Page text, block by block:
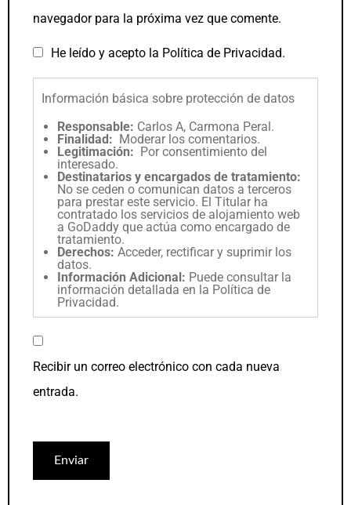
navegador para la próxima vez que comente.
He leído y acepto la Política de Privacidad.
Información básica sobre protección de datos
Responsable: Carlos A, Carmona Peral.
Finalidad: Moderar los comentarios.
Legitimación: Por consentimiento del
interesado.
Destinatarios y encargados de tratamiento:
No se ceden o comunican datos a terceros
para prestar este servicio. El Titular ha
contratado los servicios de alojamiento web
a GoDaddy que actúa como encargado de
tratamiento.
Derechos: Acceder, rectificar y suprimir los
datos.
Información Adicional: Puede consultar la
información detallada en la Política de
Privacidad.
Recibir un correo electrónico con cada nueva
entrada.